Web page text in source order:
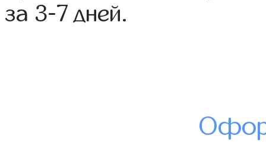
за 3-7 дней.